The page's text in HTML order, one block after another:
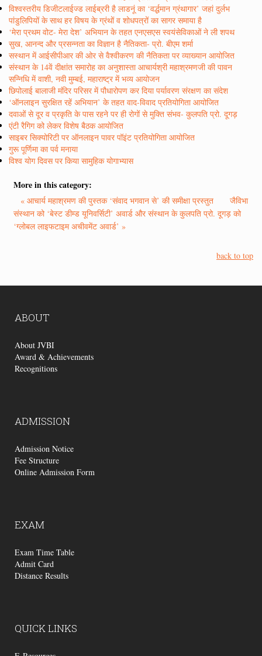
विश्वस्तरीय डिजीटलाईज्ड लाईब्ररी है लाडनूं का ‘वर्द्धमान ग्रंथागार’ जहां दुर्लभ
पांडुलिपियों के साथ हर विषय के ग्रंथों व शोधपत्रों का सागर समाया है
‘मेरा प्रथम वोट- मेरा देश’ अभियान के तहत एनएसएस स्वयंसेविकाओं ने ली शपथ
सुख, आनन्द और प्रसन्नता का विज्ञान है नैतिकता- प्रो. बीएम शर्मा
सस्थान में आईसीपीआर की ओर से वैश्वीकरण की नैतिकता पर व्याख्यान आयोजित
संस्थान के 14वें दीक्षांत समारोह का अनुशास्ता आचार्यश्री महाश्रमणजी की पावन
सन्निधि में वाशी, नवी मुम्बई, महाराष्ट्र में भव्य आयोजन
छिपोलाई बालाजी मंदिर परिसर में पौधारोपण कर दिया पर्यावरण संरक्षण का संदेश
‘ऑनलाइन सुरक्षित रहें अभियान’ के तहत वाद-विवाद प्रतियोगिता आयोजित
दवाओं से दूर व प्रकृति के पास रहने पर ही रोगों से मुक्ति संभव- कुलपति प्रो. दूगड़
एंटी रैगिग को लेकर विशेष बैठक आयोजित
साइबर सिक्योरिटी पर ऑनलाइन पावर पॉइंट प्रतियोगिता आयोजित
गुरू पूर्णिमा का पर्व मनाया
विश्व योग दिवस पर किया सामुहिक योगाभ्यास
More in this category:
« आचार्य महाश्रमण की पुस्तक ‘संवाद भगवान से’ की समीक्षा प्रस्तुत
जैविभा
संस्थान को ‘बेस्ट डीम्ड यूनिवर्सिटी’ अवार्ड और संस्थान के कुलपति प्रो. दूगड़ को
‘ग्लोबल लाइफटाइम अचीवमेंट अवार्ड’ »
back to top
ABOUT
About JVBI
Award & Achievements
Recognitions
ADMISSION
Admission Notice
Fee Structure
Online Admission Form
EXAM
Exam Time Table
Admit Card
Distance Results
QUICKLINKS